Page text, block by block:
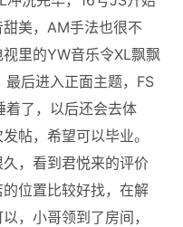
美，AM手法也很不
里的YW音乐令XL飘飘
后进入正面主题，FS
着了，以后还会去体
帖，希望可以毕业。
，看到君悦来的评价
位置比较好找，在解
，小哥领到了房间，